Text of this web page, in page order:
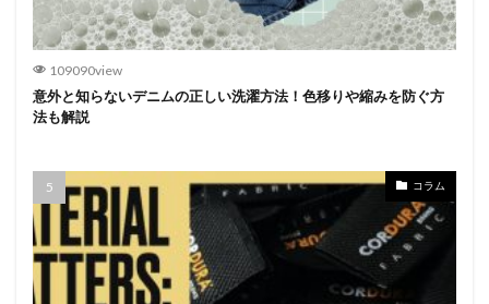
109090view
意外と知らないデニムの正しい洗濯方法！色移りや縮みを防ぐ方
法も解説
コラム